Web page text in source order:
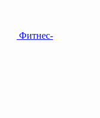
Фитнес-